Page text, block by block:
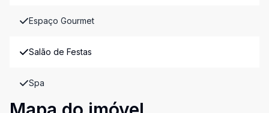
Espaço Gourmet
Salão de Festas
Spa